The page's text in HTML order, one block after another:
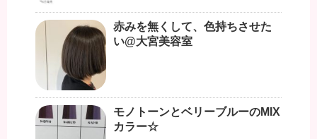
赤みを無くして、色持ちさせた
い@大宮美容室
モノトーンとベリーブルーのMIX
カラー☆